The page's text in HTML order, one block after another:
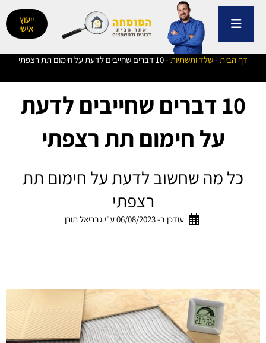
דילוג
ייעוץ
אישי
דף הבית -שלד ותשתיות -10 דברים שחייבים לדעת על חימום תת רצפתי
10 דברים שחייבים לדעת
על חימום תת רצפתי
כל מה שחשוב לדעת על חימום תת
רצפתי
עודכן ב- 06/08/2023 ע"י גבריאל תורן